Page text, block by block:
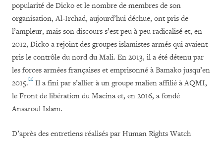
popularité de Dicko et le nombre de membres de son
organisation, Al-Irchad, aujourd’hui déchue, ont pris de
l’ampleur, mais son discours s’est peu à peu radicalisé et, en
2012, Dicko a rejoint des groupes islamistes armés qui avaient
pris le contrôle du nord du Mali. En 2013, il a été détenu par
les forces armées françaises et emprisonné à Bamako jusqu’en
2015.[4] Il a fini par s’allier à un groupe malien affilié à AQMI,
le Front de libération du Macina et, en 2016, a fondé
Ansaroul Islam.
D’après des entretiens réalisés par Human Rights Watch